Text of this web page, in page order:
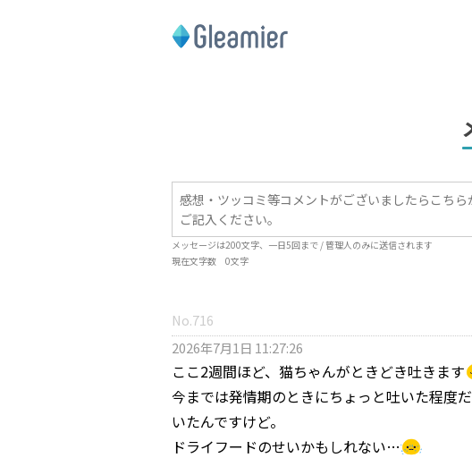
メッセージは200文字、一日5回まで / 管理人のみに送信されます
現在文字数 0文字
No.716
2026年7月1日 11:27:26
ここ2週間ほど、猫ちゃんがときどき吐きます
今までは発情期のときにちょっと吐いた程度
いたんですけど。
ドライフードのせいかもしれない…